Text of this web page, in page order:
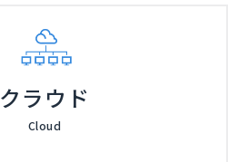
クラウド
Cloud